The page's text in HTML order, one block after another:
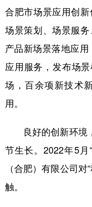
合肥市场景应用创
场景策划、场景服
产品新场景落地应
应用服务，发布场
场，百余项新技术
用。
良好的创新环境，
节生长。2022年5
（合肥）有限公司
触。